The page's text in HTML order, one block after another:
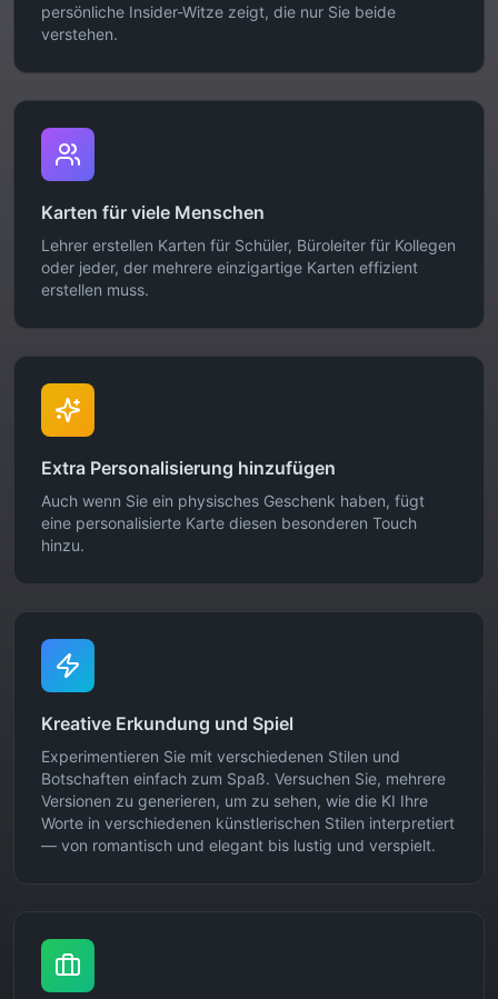
persönliche Insider-Witze zeigt, die nur Sie beide
verstehen.
Karten für viele Menschen
Lehrer erstellen Karten für Schüler, Büroleiter für Kollegen
oder jeder, der mehrere einzigartige Karten effizient
erstellen muss.
Extra Personalisierung hinzufügen
Auch wenn Sie ein physisches Geschenk haben, fügt
eine personalisierte Karte diesen besonderen Touch
hinzu.
Kreative Erkundung und Spiel
Experimentieren Sie mit verschiedenen Stilen und
Botschaften einfach zum Spaß. Versuchen Sie, mehrere
Versionen zu generieren, um zu sehen, wie die KI Ihre
Worte in verschiedenen künstlerischen Stilen interpretiert
— von romantisch und elegant bis lustig und verspielt.